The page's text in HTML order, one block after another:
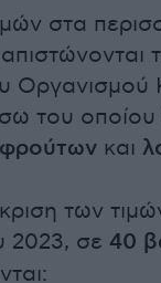
στα
Οργανισμού
του οποίου
φρούτων και
των
2023, σε 40